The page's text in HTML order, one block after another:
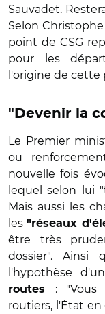
Sauvadet.
Selon
point de CSG
pour les
l'origine de cette
"Devenir la
Le Premier
ou
nouvelle fois
lequel selon lui
Mais aussi les
les"réseaux
être très
dossier". Ainsi
l'hypothèse
routes : "
routiers, l'État en